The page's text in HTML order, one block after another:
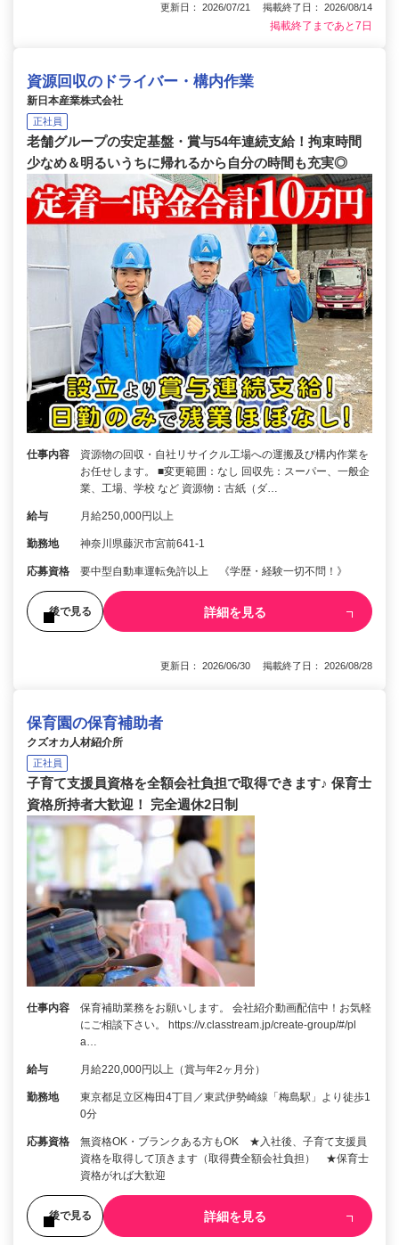
更新日： 2026/07/21 掲載終了日： 2026/08/14
掲載終了まであと7日
資源回収のドライバー・構内作業
新日本産業株式会社
正社員
老舗グループの安定基盤・賞与54年連続支給！拘束時間
少なめ＆明るいうちに帰れるから自分の時間も充実◎
仕事内容
資源物の回収・自社リサイクル工場への運搬及び構内作業を
お任せします。 ■変更範囲：なし 回収先：スーパー、一般企
業、工場、学校 など 資源物：古紙（ダ…
給与 月給250,000円以上
勤務地 神奈川県藤沢市宮前641-1
応募資格 要中型自動車運転免許以上 《学歴・経験一切不問！》
後で見る 詳細を見る
更新日： 2026/06/30 掲載終了日： 2026/08/28
保育園の保育補助者
クズオカ人材紹介所
正社員
子育て支援員資格を全額会社負担で取得できます♪ 保育士
資格所持者大歓迎！ 完全週休2日制
仕事内容
保育補助業務をお願いします。 会社紹介動画配信中！お気軽
にご相談下さい。 https://v.classtream.jp/create-group/#/pl
a…
給与 月給220,000円以上（賞与年2ヶ月分）
勤務地
東京都足立区梅田4丁目／東武伊勢崎線「梅島駅」より徒歩1
0分
応募資格
無資格OK・ブランクある方もOK ★入社後、子育て支援員
資格を取得して頂きます（取得費全額会社負担） ★保育士
資格がれば大歓迎
後で見る 詳細を見る